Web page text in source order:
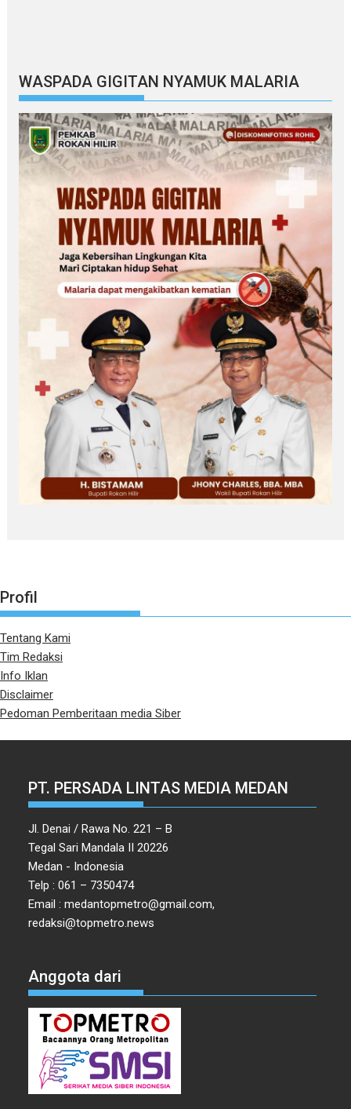
WASPADA GIGITAN NYAMUK MALARIA
Profil
Tentang Kami
Tim Redaksi
Info Iklan
Disclaimer
Pedoman Pemberitaan media Siber
PT. PERSADA LINTAS MEDIA MEDAN
Jl. Denai / Rawa No. 221 – B
Tegal Sari Mandala II 20226
Medan - Indonesia
Telp : 061 – 7350474
Email : medantopmetro@gmail.com,
redaksi@topmetro.news
Anggota dari